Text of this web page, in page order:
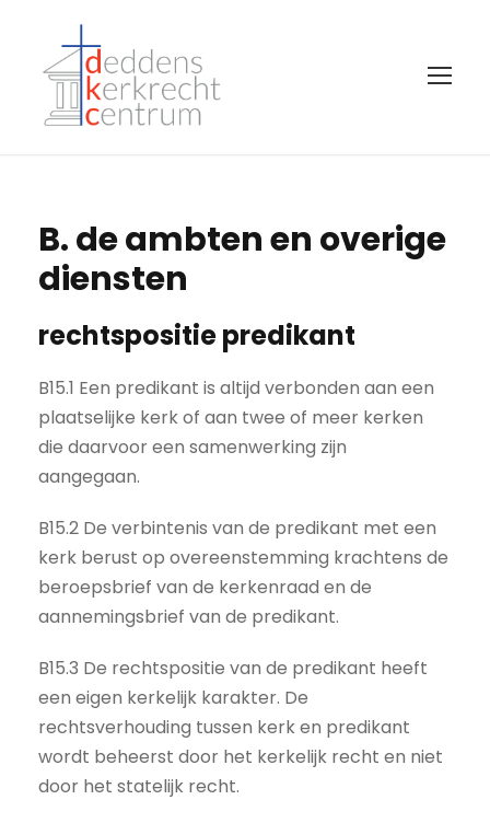
B. de ambten en overige
diensten
rechtspositie predikant
B15.1 Een predikant is altijd verbonden aan een
plaatselijke kerk of aan twee of meer kerken
die daarvoor een samenwerking zijn
aangegaan.
B15.2 De verbintenis van de predikant met een
kerk berust op overeenstemming krachtens de
beroepsbrief van de kerkenraad en de
aannemingsbrief van de predikant.
B15.3 De rechtspositie van de predikant heeft
een eigen kerkelijk karakter. De
rechtsverhouding tussen kerk en predikant
wordt beheerst door het kerkelijk recht en niet
door het statelijk recht.